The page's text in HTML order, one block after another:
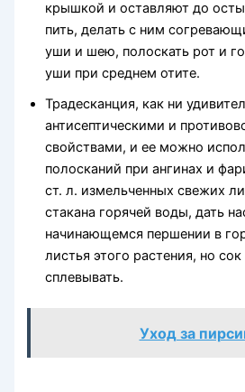
крышкой и оставляют до
пить, делать с ним
уши и шею, полоскать рот и
уши при среднем отите.
Традесканция, как ни
антисептиче­скими и
свойствами, и ее можно
полосканий при ангинах и
ст. л. из­мельченных свежих
стакана горячей воды, дать
начинающемся першении в
ли­стья этого растения, но сок
сплевывать.
Уход за